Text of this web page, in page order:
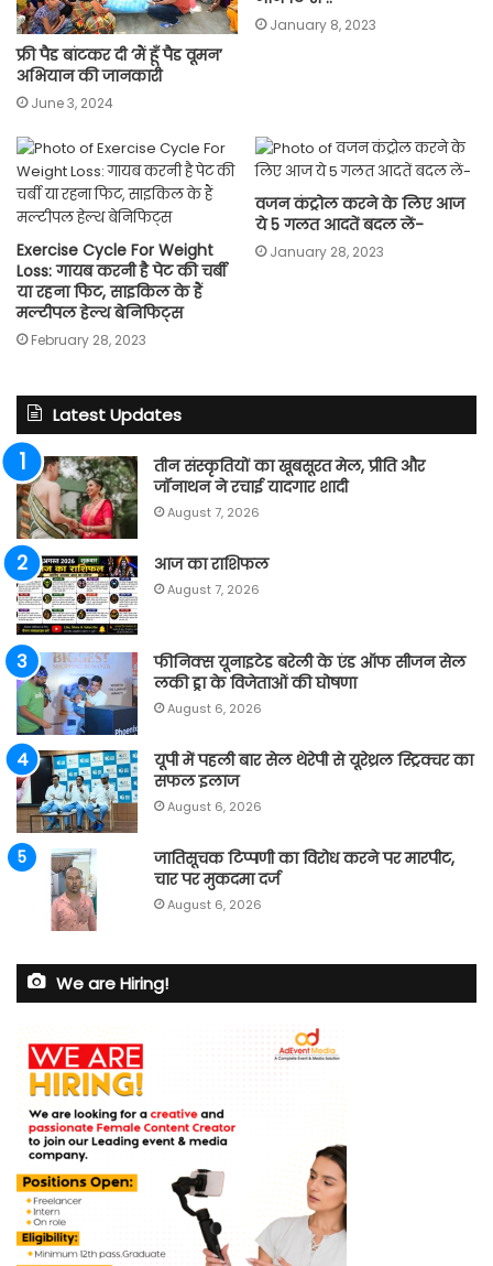
फ्री पैड बांटकर दी ‘मैं हूँ पैड वूमन’
अभियान की जानकारी
June 3, 2024
January 8, 2023
Exercise Cycle For Weight
Loss: गायब करनी है पेट की चर्बी
या रहना फिट, साइकिल के हैं
मल्टीपल हेल्थ बेनिफिट्स
February 28, 2023
वजन कंट्रोल करने के लिए आज
ये 5 गलत आदतें बदल लें-
January 28, 2023
Latest Updates
तीन संस्कृतियों का खूबसूरत मेल, प्रीति और
जॉनाथन ने रचाई यादगार शादी
August 7, 2026
आज का राशिफल
August 7, 2026
फीनिक्स यूनाइटेड बरेली के एंड ऑफ सीजन सेल
लकी ड्रा के विजेताओं की घोषणा
August 6, 2026
यूपी में पहली बार सेल थेरेपी से यूरेथ्रल स्ट्रिक्चर का
सफल इलाज
August 6, 2026
जातिसूचक टिप्पणी का विरोध करने पर मारपीट,
चार पर मुकदमा दर्ज
August 6, 2026
We are Hiring!